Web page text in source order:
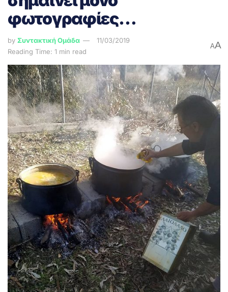
φωτογραφίες…
by Συντακτική Ομάδα
11/03/2019
Reading Time: 1 min read
AA